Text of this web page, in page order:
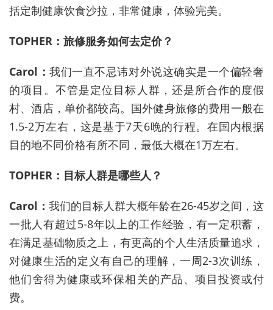
括定制健康饮食沙拉，非常健康，体验完美。
TOPHER：旅修服务如何去定价？
Carol：我们一直不忌讳对外说这确实是一个偏轻奢
的项目。不管是定位目标人群，还是所合作的度假
村、酒店，单价都较高。国外健身旅修的费用一般在
1.5-2万左右，这是基于7天6晚的行程。在国内根据
目的地不同价格有所不同，最低大概在1万左右。
TOPHER：目标人群是哪些人？
Carol：我们的目标人群大概年龄在26-45岁之间，这
一批人有超过5-8年以上的工作经验，有一定积蓄，
在满足基础物质之上，有更高的个人生活质量追求，
对健康生活的定义有自己的理解，一周2-3次训练，
他们舍得为健康或环保相关的产品、项目投资或付
费。